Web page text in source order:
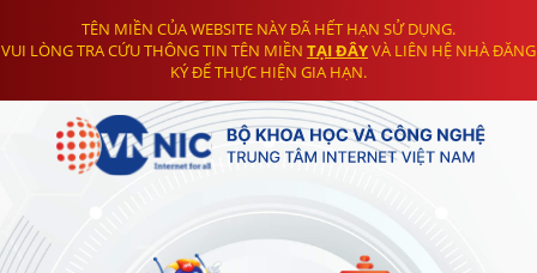
TÊN MIỀN CỦA WEBSITE NÀY ĐÃ HẾT HẠN SỬ DỤNG.
VUI LÒNG TRA CỨU THÔNG TIN TÊN MIỀN TẠI ĐÂYVÀ LIÊN HỆ NHÀ ĐĂNG
KÝ ĐỂ THỰC HIỆN GIA HẠN.